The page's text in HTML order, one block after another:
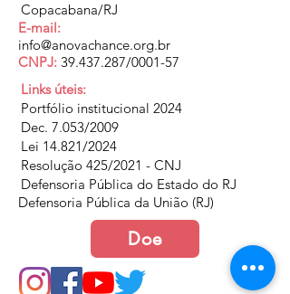
Copacabana/RJ
E-mail:
info@anovachance.org.br
CNPJ: 39.437.287/0001-57
Links úteis:
Portfólio institucional 2024
Dec. 7.053/2009
Lei 14.821/2024
Resolução 425/2021 - CNJ
Defensoria Pública do Estado do RJ
Defensoria Pública da União (RJ)
Doe